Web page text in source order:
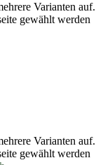
Varianten auf.
gewählt werden
Varianten auf.
gewählt werden